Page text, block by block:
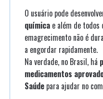
O usuário pode
química e além de todos
emagrecimento não é
a engordar rapidamente.
Na verdade, no Brasil, há
medicamentos
Saúde para ajudar no